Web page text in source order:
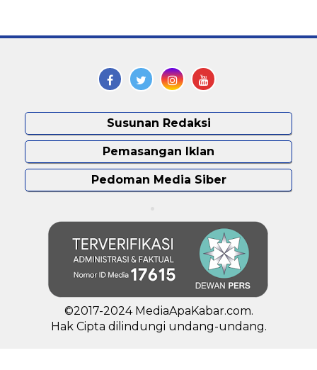
Susunan Redaksi
Pemasangan Iklan
Pedoman Media Siber
©2017-2024 MediaApaKabar.com.
Hak Cipta dilindungi undang-undang.